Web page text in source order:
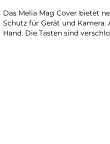
Das Melia Mag Cover bietet
Schutz für Gerät und
Hand. Die Tasten sind